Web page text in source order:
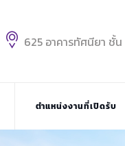
625 อาคารทัศนียา ชั้
ตำแหน่งงานที่เปิดรับ